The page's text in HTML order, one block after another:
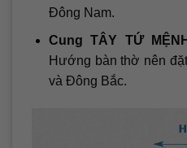
Đông Nam.
Cung TÂY TỨ MỆNH
Hướng bàn thờ nên
và Đông Bắc.